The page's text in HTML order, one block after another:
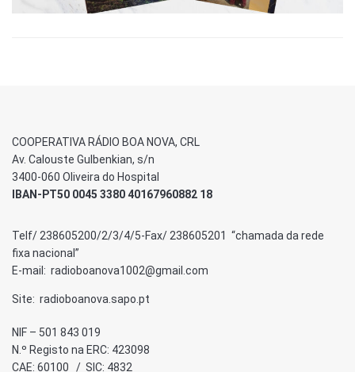
COOPERATIVA RÁDIO BOA NOVA, CRL
Av. Calouste Gulbenkian, s/n
3400-060 Oliveira do Hospital
IBAN-PT50 0045 3380 40167960882 18
Telf/ 238605200/2/3/4/5-Fax/ 238605201 “chamada da rede
fixa nacional”
E-mail: radioboanova1002@gmail.com
Site: radioboanova.sapo.pt
NIF – 501 843 019
N.º Registo na ERC: 423098
CAE: 60100 / SIC: 4832